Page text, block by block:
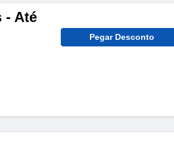
- Até
Pegar Desconto